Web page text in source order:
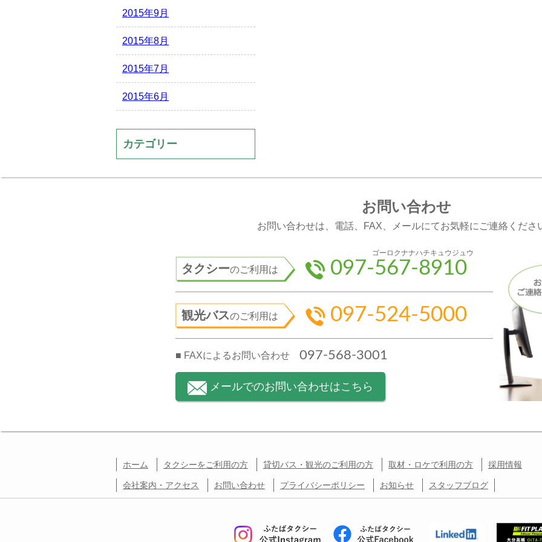
2015年9月
2015年8月
2015年7月
2015年6月
カテゴリー
お問い合わせ
お問い合わせは、電話、FAX、メールにてお気軽にご連絡くださ
タクシーのご利用は 097-567-8910
ゴーロクナナハチキュウジュウ
観光バスのご利用は 097-524-5000
■ FAXによるお問い合わせ 097-568-3001
メールでのお問い合わせはこちら
ホーム タクシーをご利用の方 貸切バス・観光のご利用の方 取材・ロケで利用の方 採用情報
会社案内・アクセス お問い合わせ プライバシーポリシー お知らせ スタッフブログ